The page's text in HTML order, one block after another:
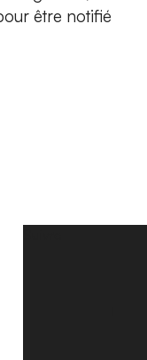
être notifié